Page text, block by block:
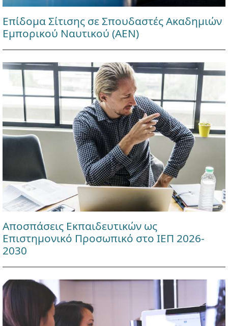
Επίδομα Σίτισης σε Σπουδαστές Ακαδημιών
Εμπορικού Ναυτικού (ΑΕΝ)
Αποσπάσεις Εκπαιδευτικών ως
Επιστημονικό Προσωπικό στο ΙΕΠ 2026-
2030